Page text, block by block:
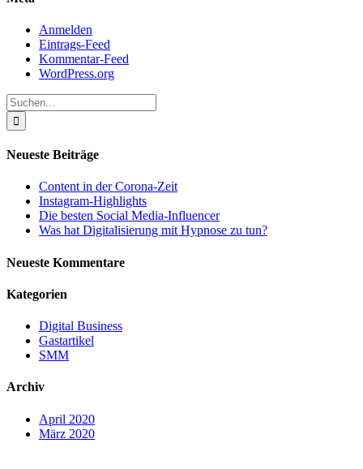
Anmelden
Eintrags-Feed
Kommentar-Feed
WordPress.org
Suche
nach:
Neueste Beiträge
Content in der Corona-Zeit
Instagram-Highlights
Die besten Social Media-Influencer
Was hat Digitalisierung mit Hypnose zu tun?
Neueste Kommentare
Kategorien
Digital Business
Gastartikel
SMM
Archiv
April 2020
März 2020